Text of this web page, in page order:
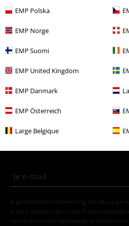
EMP Polska
EMP Norge
EMP Suomi
EMP United Kingdom
EMP Danmark
EMP Österreich
Large Belgique
Stijlen Rockwear Rockwear mannen
Stijlen Basics
Stijlen Rockwear T-shirts en
Stijlen Basics Kleding
E-mailnieuwsbrief
Meld je aan en ontvang een code voor
Ik geef hierbij toestemming om de Large-
ermee akkoord dat Large
verwerkt om mij regelmatig te informeren